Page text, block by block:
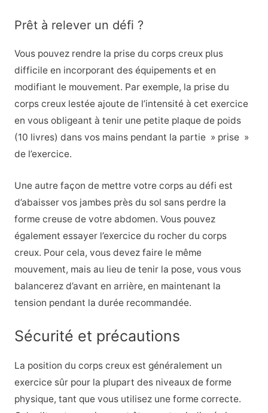
Prêt à relever un défi ?
Vous pouvez rendre la prise du corps creux plus
difficile en incorporant des équipements et en
modifiant le mouvement. Par exemple, la prise du
corps creux lestée ajoute de l’intensité à cet exercice
en vous obligeant à tenir une petite plaque de poids
(10 livres) dans vos mains pendant la partie » prise »
de l’exercice.
Une autre façon de mettre votre corps au défi est
d’abaisser vos jambes près du sol sans perdre la
forme creuse de votre abdomen. Vous pouvez
également essayer l’exercice du rocher du corps
creux. Pour cela, vous devez faire le même
mouvement, mais au lieu de tenir la pose, vous vous
balancerez d’avant en arrière, en maintenant la
tension pendant la durée recommandée.
Sécurité et précautions
La position du corps creux est généralement un
exercice sûr pour la plupart des niveaux de forme
physique, tant que vous utilisez une forme correcte.